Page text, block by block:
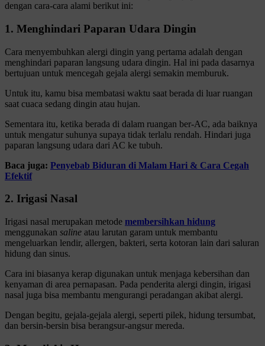
dengan cara-cara alami berikut ini:
1. Menghindari Paparan Udara Dingin
Cara menyembuhkan alergi dingin yang pertama adalah dengan
menghindari paparan langsung udara dingin. Hal ini pada dasarnya
bertujuan untuk mencegah gejala alergi semakin memburuk.
Untuk itu, kamu bisa membatasi waktu saat berada di luar ruangan
saat cuaca sedang dingin atau hujan.
Sementara itu, ketika berada di dalam ruangan ber-AC, ada baiknya
untuk mengatur suhunya supaya tidak terlalu rendah. Hindari juga
paparan langsung udara dari AC ke tubuh.
Baca juga: Penyebab Biduran di Malam Hari & Cara Cegah
Efektif
2. Irigasi Nasal
Irigasi nasal merupakan metode membersihkan hidung
menggunakan saline atau larutan garam untuk membantu
mengeluarkan lendir, allergen, bakteri, serta kotoran lain dari saluran
hidung dan sinus.
Cara ini biasanya kerap digunakan untuk menjaga kebersihan dan
kenyaman di area pernapasan. Pada penderita alergi dingin, irigasi
nasal juga bisa membantu mengurangi peradangan akibat alergi.
Dengan begitu, gejala-gejala alergi, seperti pilek, hidung tersumbat,
dan bersin-bersin bisa berangsur-angsur mereda.